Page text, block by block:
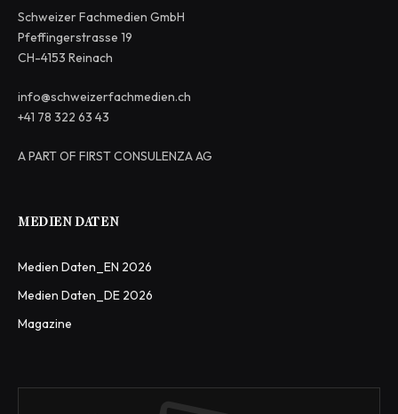
Schweizer Fachmedien GmbH
Pfeffingerstrasse 19
CH-4153 Reinach
info@schweizerfachmedien.ch
+41 78 322 63 43
A PART OF FIRST CONSULENZA AG
MEDIEN DATEN
Medien Daten_EN 2026
Medien Daten_DE 2026
Magazine